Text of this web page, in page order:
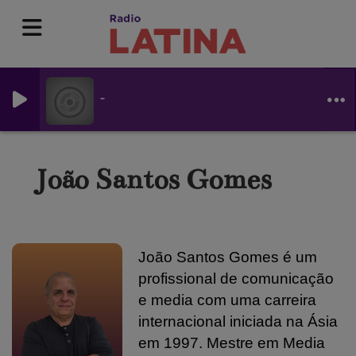
-
João Santos Gomes
João Santos Gomes é um
profissional de comunicação
e media com uma carreira
internacional iniciada na Ásia
em 1997. Mestre em Media